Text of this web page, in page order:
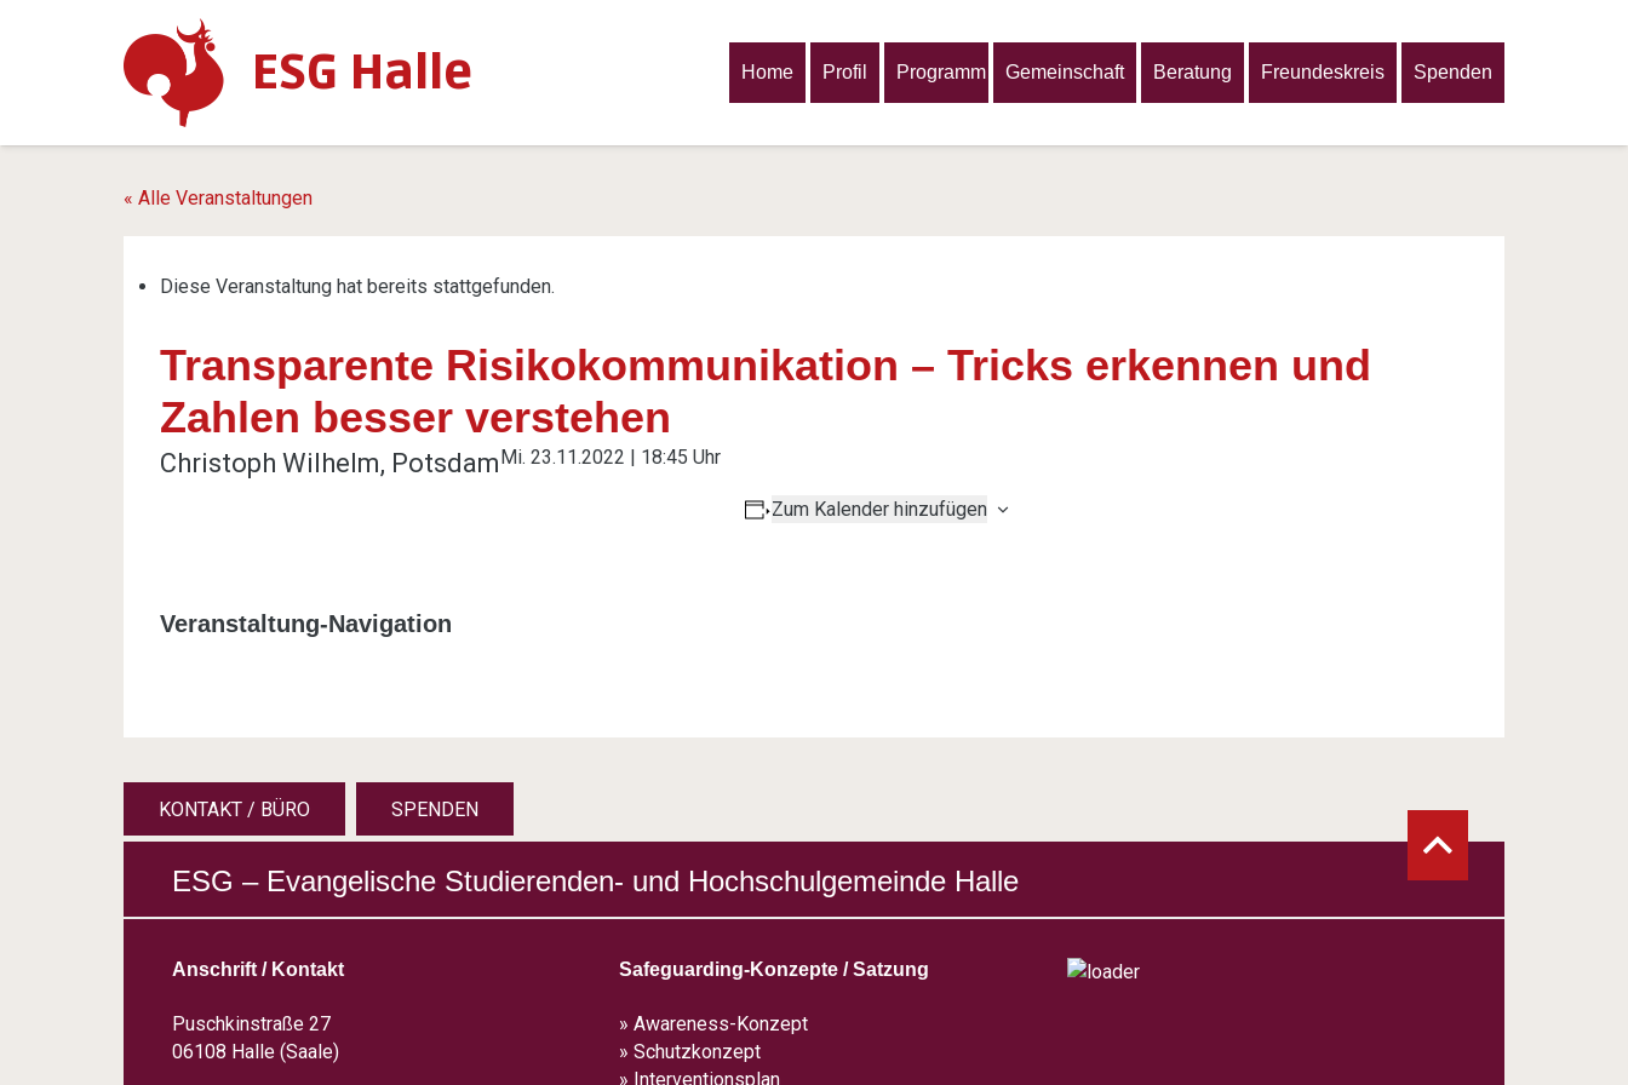
ESG Halle Home Profil Programm Gemeinschaft Beratung Freundeskreis Spenden
« Alle Veranstaltungen
Diese Veranstaltung hat bereits stattgefunden.
Transparente Risikokommunikation – Tricks erkennen und
Zahlen besser verstehen
Christoph Wilhelm, PotsdamMi. 23.11.2022 | 18:45 Uhr
Zum Kalender hinzufügen
Veranstaltung-Navigation
KONTAKT / BÜRO SPENDEN
ESG – Evangelische Studierenden- und Hochschulgemeinde Halle
Anschrift / Kontakt
Puschkinstraße 27
06108 Halle (Saale)
Safeguarding-Konzepte / Satzung
» Awareness-Konzept
» Schutzkonzept
» Interventionsplan